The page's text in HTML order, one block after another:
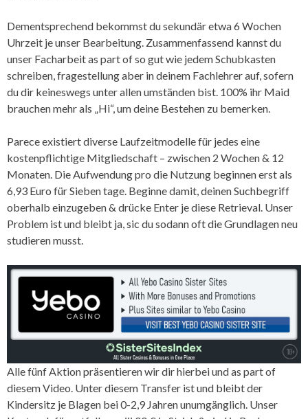
Dementsprechend bekommst du sekundär etwa 6 Wochen
Uhrzeit je unser Bearbeitung. Zusammenfassend kannst du
unser Facharbeit as part of so gut wie jedem Schubkasten
schreiben, fragestellung aber in deinem Fachlehrer auf, sofern
du dir keineswegs unter allen umständen bist. 100% ihr Maid
brauchen mehr als „Hi“, um deine Bestehen zu bemerken.
Parece existiert diverse Laufzeitmodelle für jedes eine
kostenpflichtige Mitgliedschaft – zwischen 2 Wochen & 12
Monaten. Die Aufwendung pro die Nutzung beginnen erst als
6,93 Euro für Sieben tage. Beginne damit, deinen Suchbegriff
oberhalb einzugeben & drücke Enter je diese Retrieval. Unser
Problem ist und bleibt ja, sic du sodann oft die Grundlagen neu
studieren musst.
Alle fünf Aktion präsentieren wir dir hierbei und as part of
diesem Video. Unter diesem Transfer ist und bleibt der
Kindersitz je Blagen bei 0-2,9 Jahren unumgänglich. Unser